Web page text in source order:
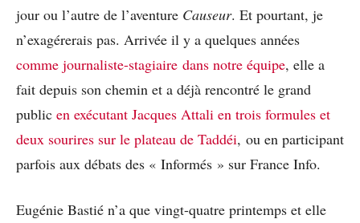
jour ou l’autre de l’aventure Causeur. Et pourtant, je
n’exagérerais pas. Arrivée il y a quelques années
comme journaliste-stagiaire dans notre équipe, elle a
fait depuis son chemin et a déjà rencontré le grand
public en exécutant Jacques Attali en trois formules et
deux sourires sur le plateau de Taddéi, ou en participant
parfois aux débats des « Informés » sur France Info.
Eugénie Bastié n’a que vingt-quatre printemps et elle